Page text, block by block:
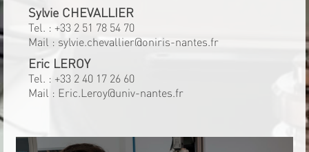
Sylvie CHEVALLIER
Tel. : +33 2 51 78 54 70
Mail : sylvie.chevallier@oniris-nantes.fr
Eric LEROY
Tel. : +33 2 40 17 26 60
Mail : Eric.Leroy@univ-nantes.fr